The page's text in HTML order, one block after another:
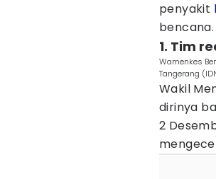
penyakit
bencana.
1. Tim
Wamenkes
Tangerang
Wakil
dirinya
2